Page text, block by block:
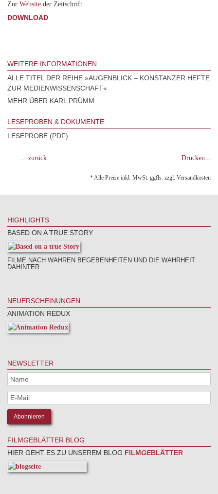
Zur Website der Zeitschrift
DOWNLOAD
WEITERE INFORMATIONEN
ALLE TITEL DER REIHE »AUGENBLICK – KONSTANZER HEFTE
ZUR MEDIENWISSENSCHAFT«
MEHR ÜBER KARL PRÜMM
LESEPROBEN & DOKUMENTE
LESEPROBE (PDF)
… zurück Drucken...
* Alle Preise inkl. MwSt. ggfls. zzgl. Versandkosten
HIGHLIGHTS
BASED ON A TRUE STORY
FILME NACH WAHREN BEGEBENHEITEN UND DIE WAHRHEIT
DAHINTER
NEUERSCHEINUNGEN
ANIMATION REDUX
NEWSLETTER
FILMGEBLÄTTER BLOG
HIER GEHT ES ZU UNSEREM BLOG FILMGEBLÄTTER